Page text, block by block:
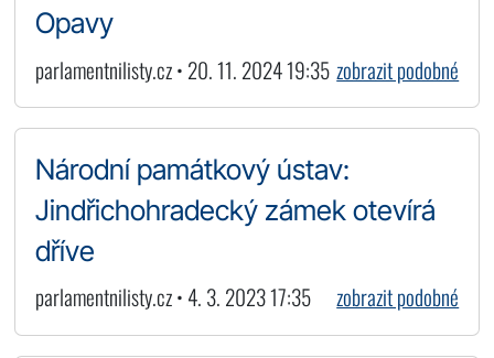
Opavy
parlamentnilisty.cz • 20. 11. 2024 19:35 zobrazit podobné
Národní památkový ústav:
Jindřichohradecký zámek otevírá
dříve
parlamentnilisty.cz • 4. 3. 2023 17:35 zobrazit podobné